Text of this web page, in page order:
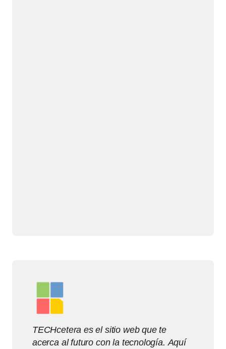
TECHcetera es el sitio web que te
acerca al futuro con la tecnología. Aquí